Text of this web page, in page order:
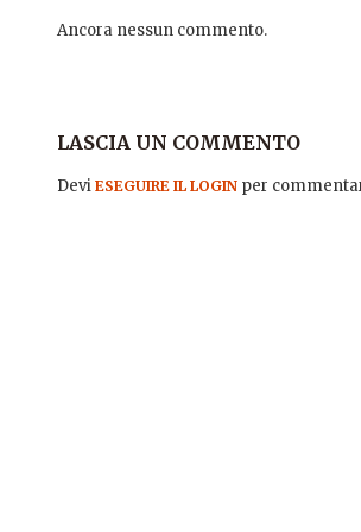
Ancora nessun commento.
LASCIA UN COMMENTO
Devi ESEGUIRE IL LOGIN per